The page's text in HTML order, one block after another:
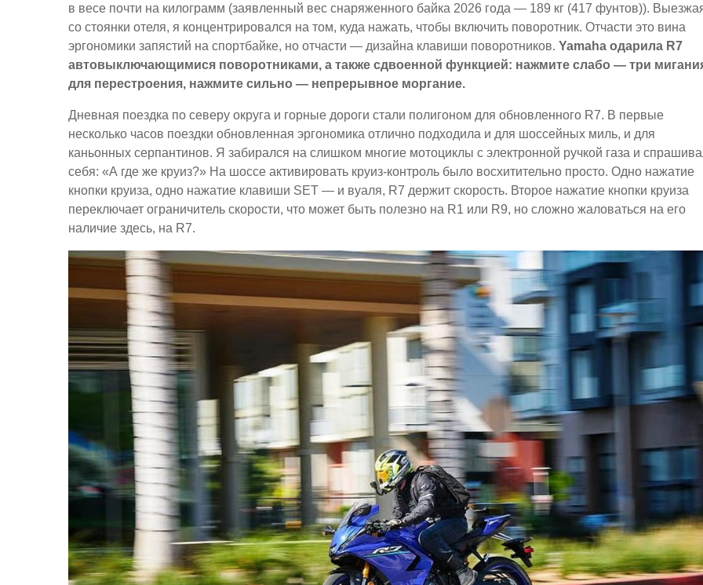
в весе почти на килограмм (заявленный вес снаряженного байка 2026 года — 189 кг (417 фунтов)).
со стоянки отеля, я концентрировался на том, куда нажать, чтобы включить поворотник. Отчасти это вина
эргономики запястий на спортбайке, но отчасти — дизайна клавиши поворотников. Yamaha одарила R7
автовыключающимися поворотниками, а также сдвоенной функцией: нажмите слабо — три
для перестроения, нажмите сильно — непрерывное моргание.
Дневная поездка по северу округа и горные дороги стали полигоном для обновленного R7. В первые
несколько часов поездки обновленная эргономика отлично подходила и для шоссейных миль, и для
каньонных серпантинов. Я забирался на слишком многие мотоциклы с электронной ручкой газа и
себя: «А где же круиз?» На шоссе активировать круиз-контроль было восхитительно просто. Одно нажатие
кнопки круиза, одно нажатие клавиши SET — и вуаля, R7 держит скорость. Второе нажатие кнопки круиза
переключает ограничитель скорости, что может быть полезно на R1 или R9, но сложно жаловаться на его
наличие здесь, на R7.